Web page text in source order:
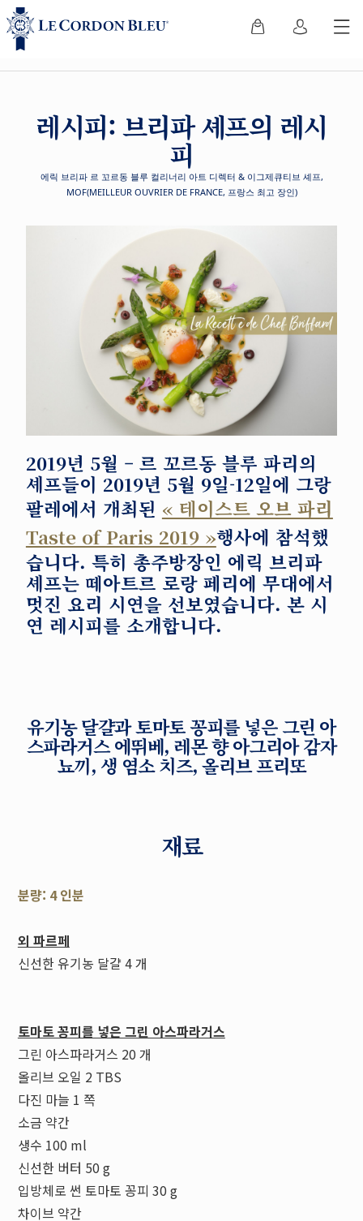
레시피: 브리파 셰프의 레시
피
에릭 브리파 르 꼬르동 블루 컬리너리 아트 디렉터 & 이그제큐티브 셰프,
MOF(MEILLEUR OUVRIER DE FRANCE, 프랑스 최고 장인)
2019년 5월 – 르 꼬르동 블루 파리의
셰프들이 2019년 5월 9일-12일에 그랑
팔레에서 개최된 « 테이스트 오브 파리
Taste of Paris 2019 »행사에 참석했
습니다. 특히 총주방장인 에릭 브리파
셰프는 떼아트르 로랑 페리에 무대에서
멋진 요리 시연을 선보였습니다. 본 시
연 레시피를 소개합니다.
유기농 달걀과 토마토 꽁피를 넣은 그린 아
스파라거스 에뛰베, 레몬 향 아그리아 감자
뇨끼, 생 염소 치즈, 올리브 프리또
재료
분량: 4 인분
외 파르페
신선한 유기농 달걀 4 개
토마토 꽁피를 넣은 그린 아스파라거스
그린 아스파라거스 20 개
올리브 오일 2 TBS
다진 마늘 1 쪽
소금 약간
생수 100 ml
신선한 버터 50 g
입방체로 썬 토마토 꽁피 30 g
차이브 약간